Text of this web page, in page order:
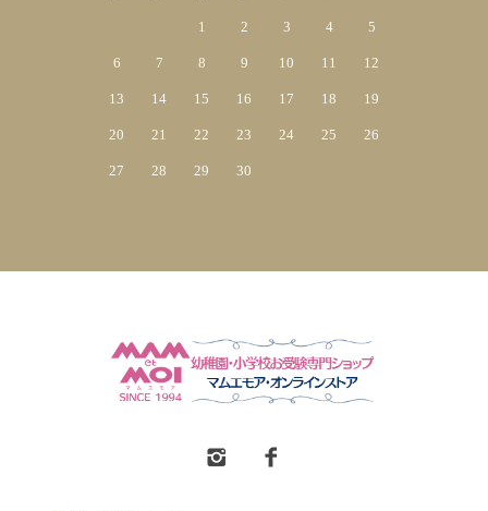
1 2 3 4 5
6 7 8 9 10 11 12
13 14 15 16 17 18 19
20 21 22 23 24 25 26
27 28 29 30